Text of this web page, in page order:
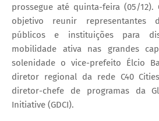
prossegue até quinta-feira (05/
objetivo reunir representantes
públicos e instituições para
mobilidade ativa nas grandes
solenidade o vice-prefeito Élcio
diretor regional da rede C40
diretor-chefe de programas da
Initiative (GDCI).